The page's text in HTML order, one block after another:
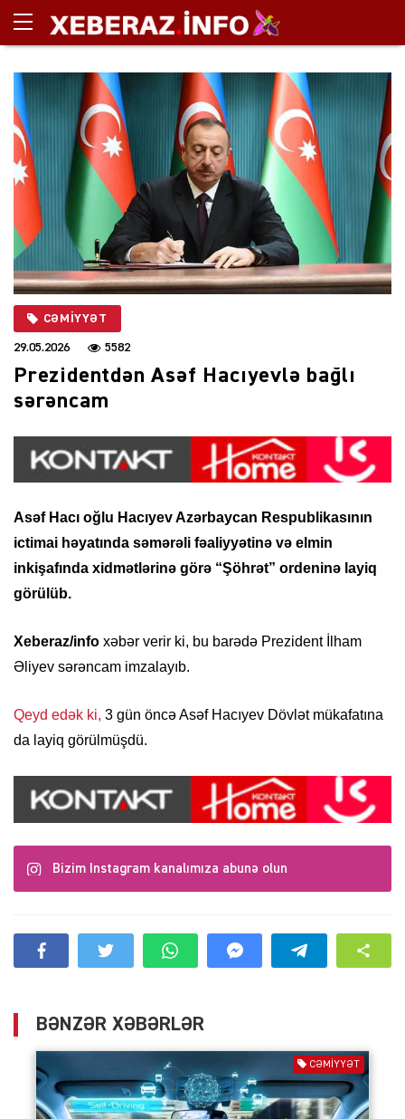
CƏMIYYƏT
29.05.2026 5582
Prezidentdən Asəf Hacıyevlə bağlı
sərəncam
Asəf Hacı oğlu Hacıyev Azərbaycan Respublikasının
ictimai həyatında səmərəli fəaliyyətinə və elmin
inkişafında xidmətlərinə görə “Şöhrət” ordeninə layiq
görülüb.
Xeberaz/info xəbər verir ki, bu barədə Prezident İlham
Əliyev sərəncam imzalayıb.
Qeyd edək ki, 3 gün öncə Asəf Hacıyev Dövlət mükafatına
da layiq görülmüşdü.
Bizim Instagram kanalımıza abunə olun
BƏNZƏR XƏBƏRLƏR
CƏMIYYƏT